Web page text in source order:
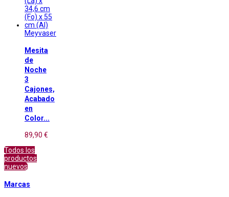
Meyvaser
Mesita
de
Noche
3
Cajones,
Acabado
en
Color...
89,90 €
Todos los
productos
nuevos
Marcas